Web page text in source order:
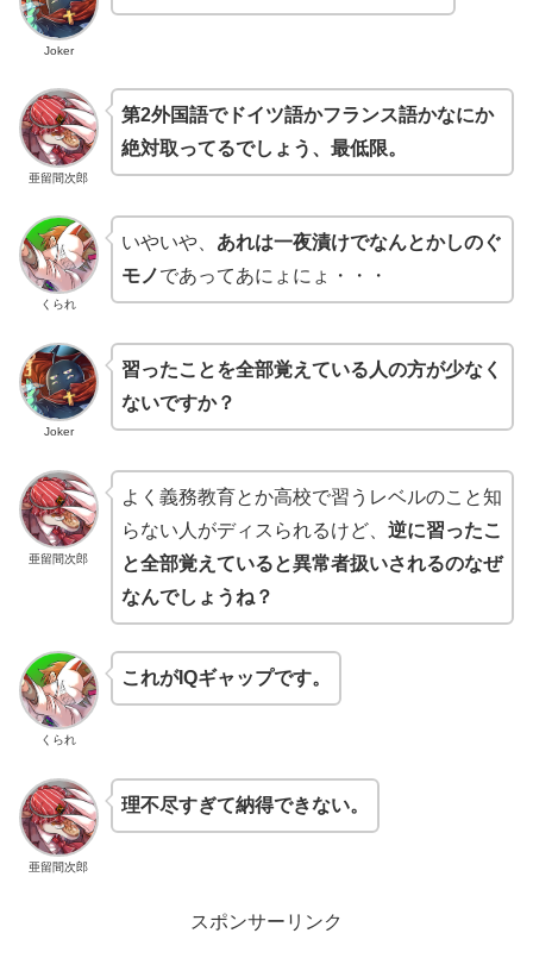
Joker
亜留間次郎
第2外国語でドイツ語かフランス語かなにか
絶対取ってるでしょう、最低限。
くられ
いやいや、 あれは一夜漬けでなんとかしのぐ
モノであってあにょにょ・・・
Joker
習ったことを全部覚えている人の方が少なく
ないですか？
亜留間次郎
よく義務教育とか高校で習うレベルのこと知
らない人がディスられるけど、 逆に習ったこ
と全部覚えていると異常者扱いされるのなぜ
なんでしょうね？
くられ
これがIQギャップです。
亜留間次郎
理不尽すぎて納得できない。
スポンサーリンク